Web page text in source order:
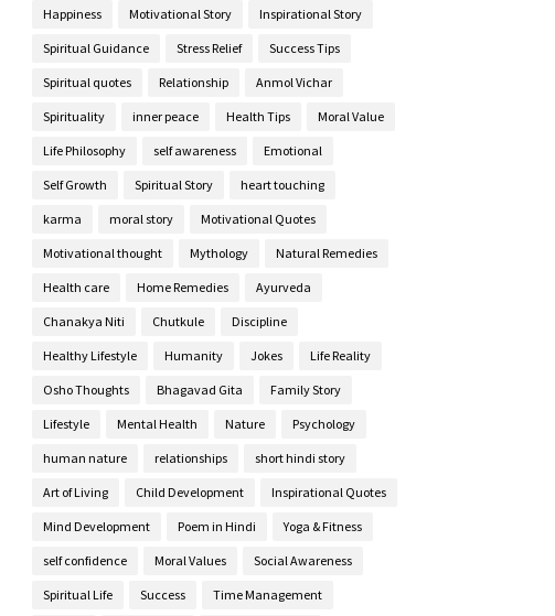
Happiness Motivational Story Inspirational Story
Spiritual Guidance Stress Relief Success Tips
Spiritual quotes Relationship Anmol Vichar
Spirituality inner peace Health Tips Moral Value
Life Philosophy self awareness Emotional
Self Growth Spiritual Story heart touching
karma moral story Motivational Quotes
Motivational thought Mythology Natural Remedies
Health care Home Remedies Ayurveda
Chanakya Niti Chutkule Discipline
Healthy Lifestyle Humanity Jokes Life Reality
Osho Thoughts Bhagavad Gita Family Story
Lifestyle Mental Health Nature Psychology
human nature relationships short hindi story
Art of Living Child Development Inspirational Quotes
Mind Development Poem in Hindi Yoga & Fitness
self confidence Moral Values Social Awareness
Spiritual Life Success Time Management